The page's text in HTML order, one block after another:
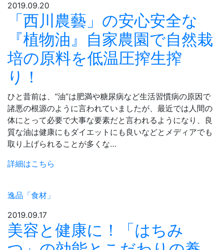
2019.09.20
「西川農藝」の安心安全な
『植物油』自家農園で自然栽
培の原料を低温圧搾生搾
り！
ひと昔前は、“油”は肥満や糖尿病など生活習慣病の原因で
諸悪の根源のように言われていましたが、最近では人間の
体にとって必要で大事な要素だと言われるようになり、良
質な油は健康にもダイエットにも良いなどとメディアでも
取り上げられることが多くな…
詳細はこちら
逸品「食材」
2019.09.17
美容と健康に！「はちみ